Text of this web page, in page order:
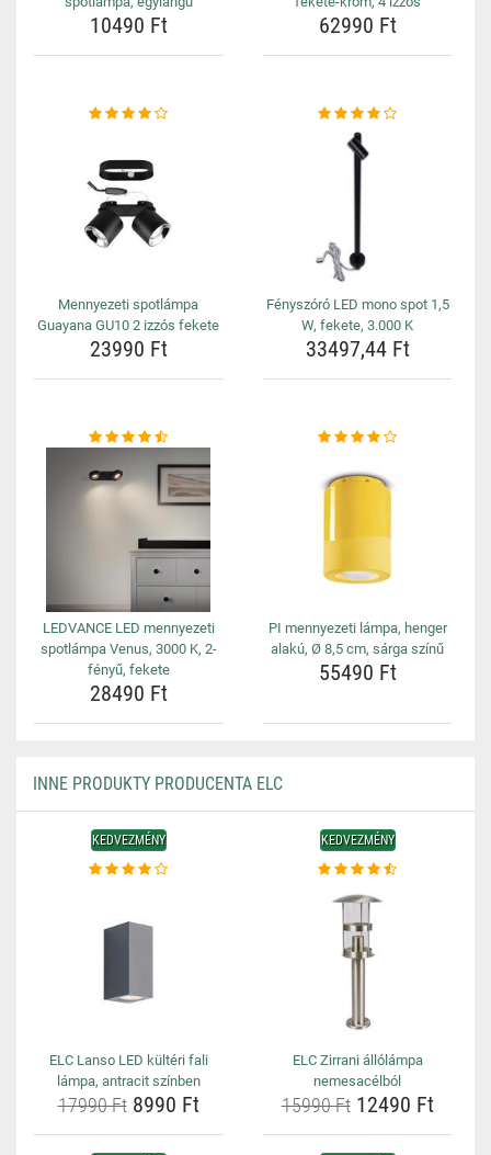
10490 Ft 62990 Ft
Mennyezeti spotlámpa
Guayana GU10 2 izzós fekete
23990 Ft
Fényszóró LED mono spot 1,5
W, fekete, 3.000 K
33497,44 Ft
LEDVANCE LED mennyezeti
spotlámpa Venus, 3000 K, 2-
fényű, fekete
28490 Ft
PI mennyezeti lámpa, henger
alakú, Ø 8,5 cm, sárga színű
55490 Ft
INNE PRODUKTY PRODUCENTA ELC
KEDVEZMÉNY
ELC Lanso LED kültéri fali
lámpa, antracit színben
17990 Ft8990 Ft
KEDVEZMÉNY
ELC Zirrani állólámpa
nemesacélból
15990 Ft12490 Ft